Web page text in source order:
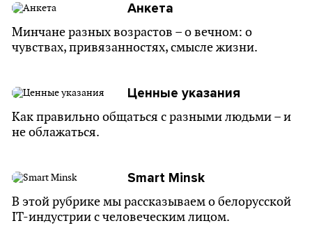
Анкета
Минчане разных возрастов – о вечном: о
чувствах, привязанностях, смысле жизни.
Ценные указания
Как правильно общаться с разными людьми – и
не облажаться.
Smart Minsk
В этой рубрике мы рассказываем о белорусской
IT-индустрии с человеческим лицом.